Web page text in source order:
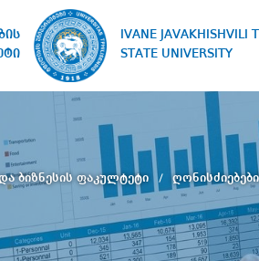
IVANE JAVAKHISHVILI
STATE UNIVERSITY
ბიზნესის ფაკულტეტი